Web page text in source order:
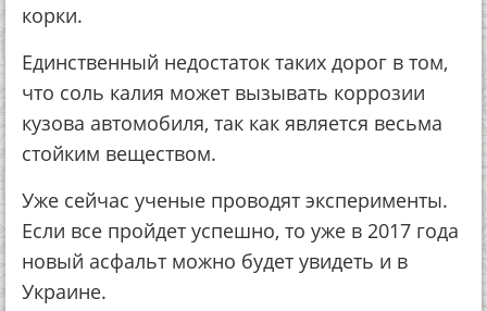
корки.
Единственный недостаток таких дорог в том,
что соль калия может вызывать коррозии
кузова автомобиля, так как является весьма
стойким веществом.
Уже сейчас ученые проводят эксперименты.
Если все пройдет успешно, то уже в 2017 года
новый асфальт можно будет увидеть и в
Украине.